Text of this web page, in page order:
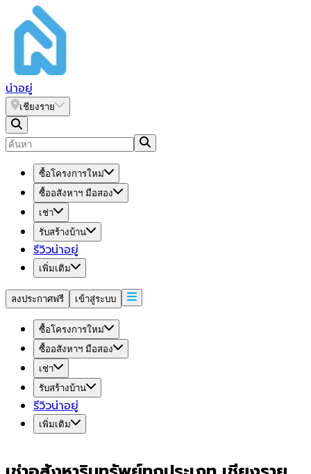
น่าอยู่
เชียงราย
ซื้อโครงการใหม่
ซื้ออสังหาฯ มือสอง
เช่า
รับสร้างบ้าน
รีวิวน่าอยู่
เพิ่มเติม
ลงประกาศฟรี เข้าสู่ระบบ
ซื้อโครงการใหม่
ซื้ออสังหาฯ มือสอง
เช่า
รับสร้างบ้าน
รีวิวน่าอยู่
เพิ่มเติม